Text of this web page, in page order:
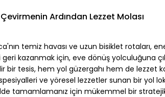
Ardından Lezzet Molası
temiz havası ve uzun bisiklet rotaları,
geri kazanmak için, eve dönüş yolculuğuna
bir tesis, hem yol güzergahı hem de lezzet
ve yöresel lezzetler sunan bir yol
tamamlamanız için mükemmel bir